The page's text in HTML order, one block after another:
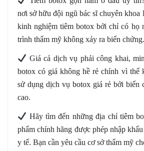
nơi sở hữu đội ngũ bác sĩ chuyên khoa
kinh nghiệm tiêm botox bởi chỉ có họ
trình thẩm mỹ không xảy ra biến chứng.
Giá cả dịch vụ phải công khai,
botox có giá không hề rẻ chính vì thế
sử dụng dịch vụ botox giá rẻ bởi biến
cao.
Hãy tìm đến những địa chỉ tiêm
phẩm chính hãng được phép nhập
y tế. Bạn cần yêu cầu cơ sở thẩm mỹ